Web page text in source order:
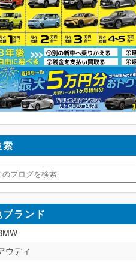
ブランド
ウディ